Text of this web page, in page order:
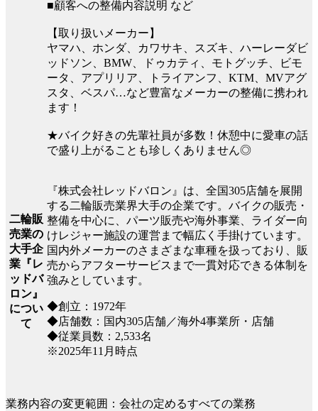
■顧客への整備内容説明 など
【取り扱いメーカー】
ヤマハ、ホンダ、カワサキ、スズキ、ハーレーダビ
ッドソン、BMW、ドゥカティ、モトグッチ、ビモ
ータ、アプリリア、トライアンフ、KTM、MVアグ
スタ、ベスパ…など豊富なメーカーの整備に携われ
ます！
★バイク好きの先輩社員が多数！休憩中に愛車の話
で盛り上がることも珍しくありません◎
二輪販
売業の
大手企
業『レ
ッドバ
ロン』
につい
て
『株式会社レッドバロン』は、全国305店舗を展開
する二輪販売業界大手の企業です。バイクの販売・
整備を中心に、パーツ販売や海外事業、ライダー向
けレジャー施設の運営まで幅広く手掛けています。
国内外メーカーのさまざまな車種を扱っており、販
売からアフターサービスまで一貫対応できる体制を
強みとしています。
◆創立：1972年
◆店舗数：国内305店舗／海外4事業所・店舗
◆従業員数：2,533名
※2025年11月時点
業務内容の変更範囲：会社の定めるすべての業務